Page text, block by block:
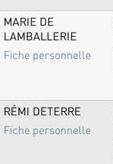
MARIE DE
LAMBALLERIE
Fiche personnelle
RÉMI DETERRE
Fiche personnelle